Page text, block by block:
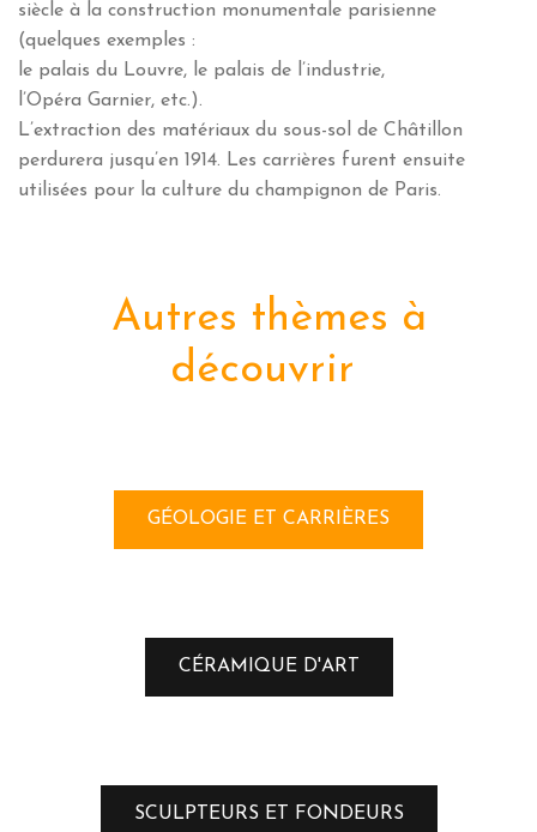
siècle à la construction monumentale parisienne
(quelques exemples :
le palais du Louvre, le palais de l’industrie,
l’Opéra Garnier, etc.).
L’extraction des matériaux du sous-sol de Châtillon
perdurera jusqu’en 1914. Les carrières furent ensuite
utilisées pour la culture du champignon de Paris.
Autres thèmes à
découvrir
GÉOLOGIE ET CARRIÈRES
CÉRAMIQUE D'ART
SCULPTEURS ET FONDEURS